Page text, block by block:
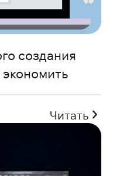
создания
Читать